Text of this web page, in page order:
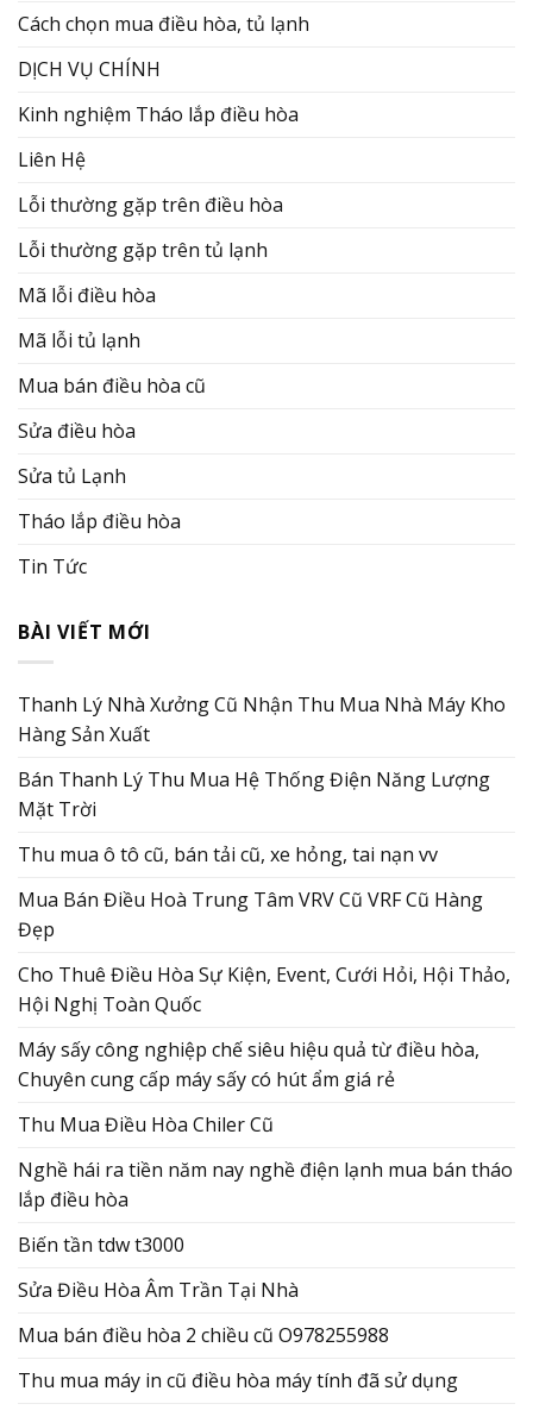
Cách chọn mua điều hòa, tủ lạnh
DỊCH VỤ CHÍNH
Kinh nghiệm Tháo lắp điều hòa
Liên Hệ
Lỗi thường gặp trên điều hòa
Lỗi thường gặp trên tủ lạnh
Mã lỗi điều hòa
Mã lỗi tủ lạnh
Mua bán điều hòa cũ
Sửa điều hòa
Sửa tủ Lạnh
Tháo lắp điều hòa
Tin Tức
BÀI VIẾT MỚI
Thanh Lý Nhà Xưởng Cũ Nhận Thu Mua Nhà Máy Kho
Hàng Sản Xuất
Bán Thanh Lý Thu Mua Hệ Thống Điện Năng Lượng
Mặt Trời
Thu mua ô tô cũ, bán tải cũ, xe hỏng, tai nạn vv
Mua Bán Điều Hoà Trung Tâm VRV Cũ VRF Cũ Hàng
Đẹp
Cho Thuê Điều Hòa Sự Kiện, Event, Cưới Hỏi, Hội Thảo,
Hội Nghị Toàn Quốc
Máy sấy công nghiệp chế siêu hiệu quả từ điều hòa,
Chuyên cung cấp máy sấy có hút ẩm giá rẻ
Thu Mua Điều Hòa Chiler Cũ
Nghề hái ra tiền năm nay nghề điện lạnh mua bán tháo
lắp điều hòa
Biến tần tdw t3000
Sửa Điều Hòa Âm Trần Tại Nhà
Mua bán điều hòa 2 chiều cũ O978255988
Thu mua máy in cũ điều hòa máy tính đã sử dụng